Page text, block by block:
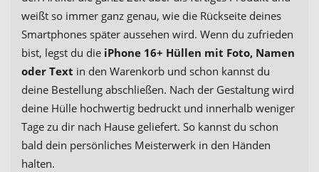
weißt so immer ganz genau, wie die Rückseite deines
Smartphones später aussehen wird. Wenn du zufrieden
bist, legst du die iPhone 16+ Hüllen mit Foto, Namen
oder Text in den Warenkorb und schon kannst du
deine Bestellung abschließen. Nach der Gestaltung wird
deine Hülle hochwertig bedruckt und innerhalb weniger
Tage zu dir nach Hause geliefert. So kannst du schon
bald dein persönliches Meisterwerk in den Händen
halten.